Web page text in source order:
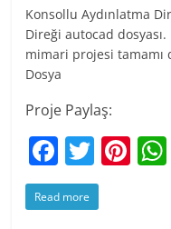
Konsollu Aydınlatma
Direği autocad
mimari projesi tamamı
Dosya
Proje Paylaş:
F
a
c
T
w
itt
Pi
Read more